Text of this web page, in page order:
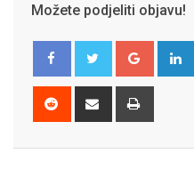
Možete podjeliti objavu!
Google+
Reddit
Share